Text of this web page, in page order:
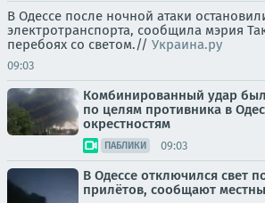
В Одессе после ночной атаки
электротранспорта, сообщила мэрия
перебоях со светом.// Украина.ру
09:03
Комбинированный удар
по целям противника в
окрестностям
ПАБЛИКИ 09:03
В Одессе отключился свет
прилётов, сообщают